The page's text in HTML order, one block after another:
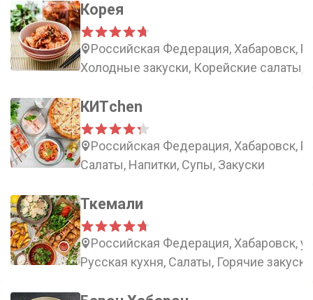
Корея
Российская Федерация, Хабаровск,
Холодные закуски, Корейские
КИТchen
Российская Федерация, Хабаровск,
Салаты, Напитки, Супы, Закуски
Ткемали
Российская Федерация, Хабаровск,
Русская кухня, Салаты, Горячие